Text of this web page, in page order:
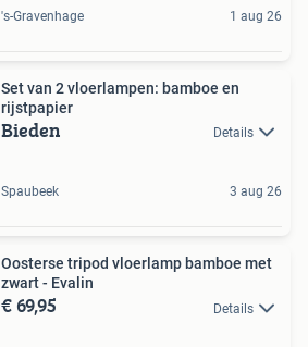
's-Gravenhage 1 aug 26
Set van 2 vloerlampen: bamboe en
rijstpapier
Bieden Details
Spaubeek 3 aug 26
Oosterse tripod vloerlamp bamboe met
zwart - Evalin
€ 69,95 Details